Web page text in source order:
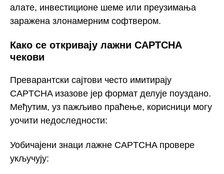
алате, инвестиционе шеме или преузимања
заражена злонамерним софтвером.
Како се откривају лажни CAPTCHA
чекови
Преварантски сајтови често имитирају
CAPTCHA изазове јер формат делује поуздано.
Међутим, уз пажљиво праћење, корисници могу
уочити недоследности:
Уобичајени знаци лажне CAPTCHA провере
укључују: